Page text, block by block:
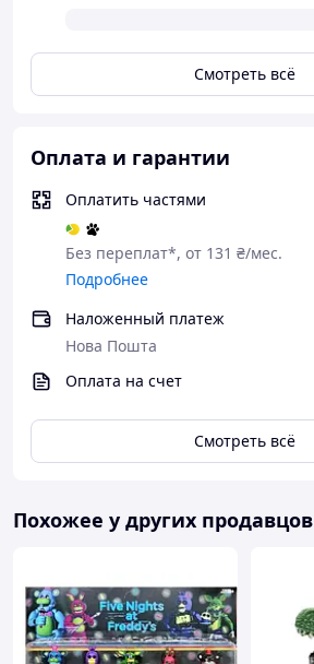
Смотреть всё
Оплата и гарантии
Оплатить частями
Без переплат*, от 131 ₴/мес.
Подробнее
Наложенный платеж
Нова Пошта
Оплата на счет
Смотреть всё
Похожее у других продавцов